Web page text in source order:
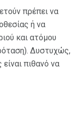
πρέπει να
ή να
και ατόμου
Δυστυχώς,
πιθανό να